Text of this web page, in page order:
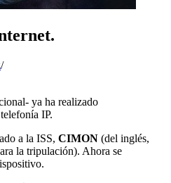
ya ha realizado
IP.
a la ISS, CIMON (del inglés,
la tripulación). Ahora se